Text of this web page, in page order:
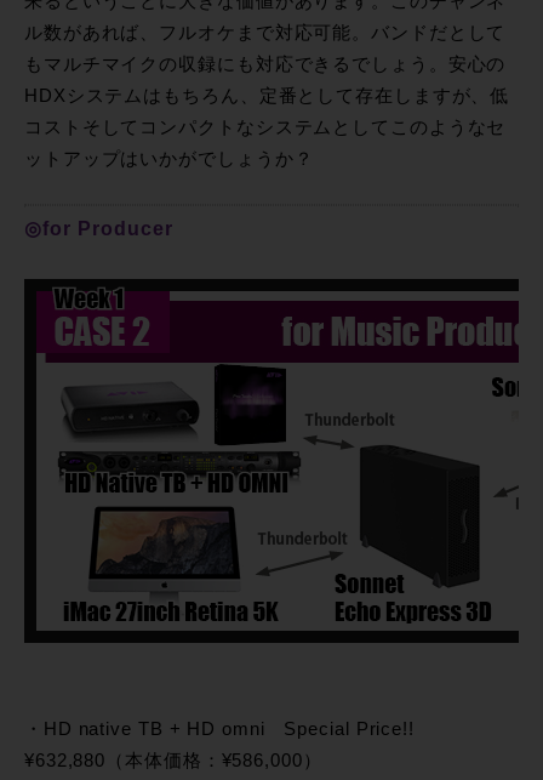
ル数があれば、フルオケまで対応可能。バンドだとして
もマルチマイクの収録にも対応できるでしょう。安心の
HDXシステムはもちろん、定番として存在しますが、低
コストそしてコンパクトなシステムとしてこのようなセ
ットアップはいかがでしょうか？
◎for Producer
・HD native TB + HD omni Special Price!!
¥632,880（本体価格：¥586,000）